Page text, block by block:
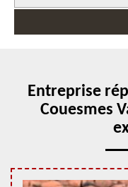
Entreprise
Couesmes